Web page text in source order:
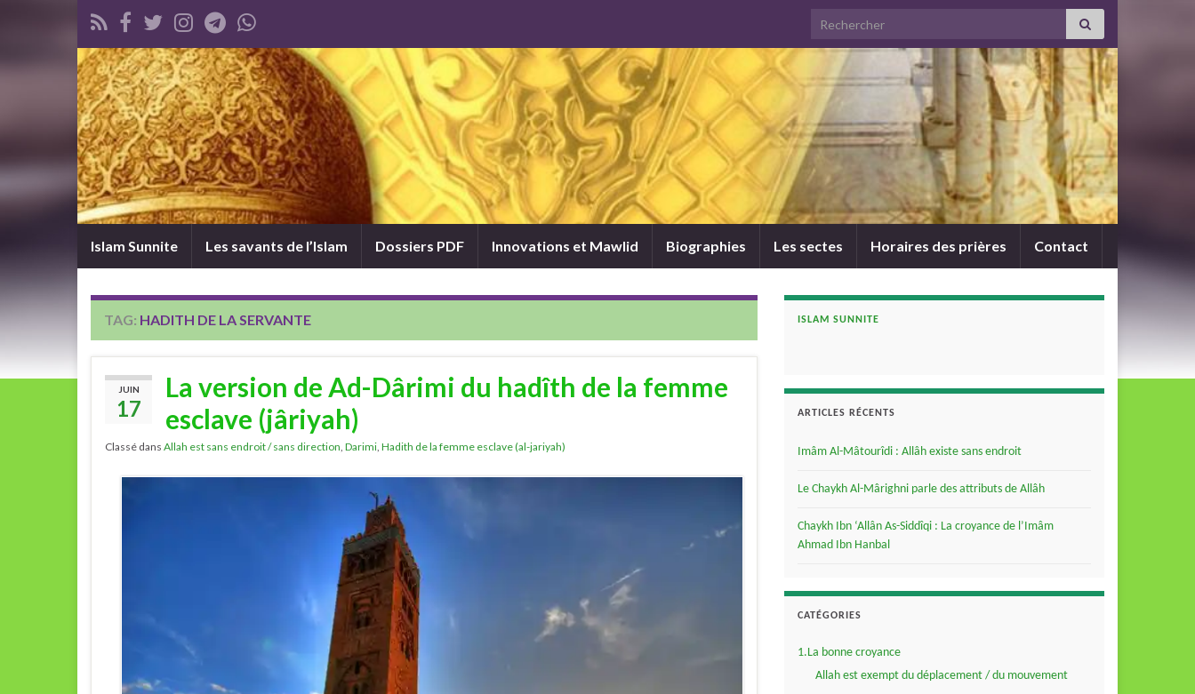
Search for:
Islam Sunnite Les savants de l’Islam Dossiers PDF Innovations et Mawlid Biographies Les sectes Horaires des prières Contact
TAG: HADITH DE LA SERVANTE
JUIN
17
La version de Ad-Dârimi du hadîth de la femme
esclave (jâriyah)
Classé dans Allah est sans endroit / sans direction, Darimi, Hadith de la femme esclave (al-jariyah)
ISLAM SUNNITE
ARTICLES RÉCENTS
Imâm Al-Mâtourîdi : Allâh existe sans endroit
Le Chaykh Al-Mârighni parle des attributs de Allâh
Chaykh Ibn ‘Allân As-Siddîqi : La croyance de l’Imâm
Ahmad Ibn Hanbal
CATÉGORIES
1.La bonne croyance
Allah est exempt du déplacement / du mouvement